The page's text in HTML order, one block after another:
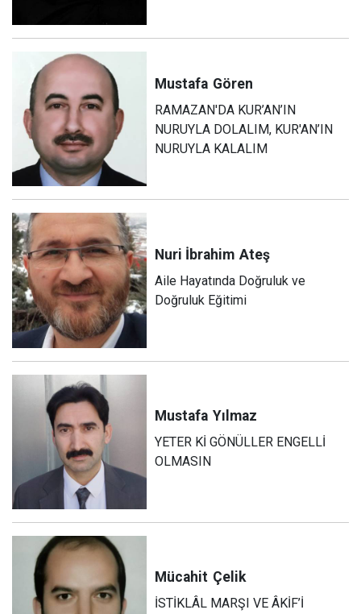
Mustafa Gören
RAMAZAN'DA KUR’AN’IN
NURUYLA DOLALIM, KUR'AN’IN
NURUYLA KALALIM
Nuri İbrahim Ateş
Aile Hayatında Doğruluk ve
Doğruluk Eğitimi
Mustafa Yılmaz
YETER Kİ GÖNÜLLER ENGELLİ
OLMASIN
Mücahit Çelik
İSTİKLÂL MARŞI VE ÂKİF’İ